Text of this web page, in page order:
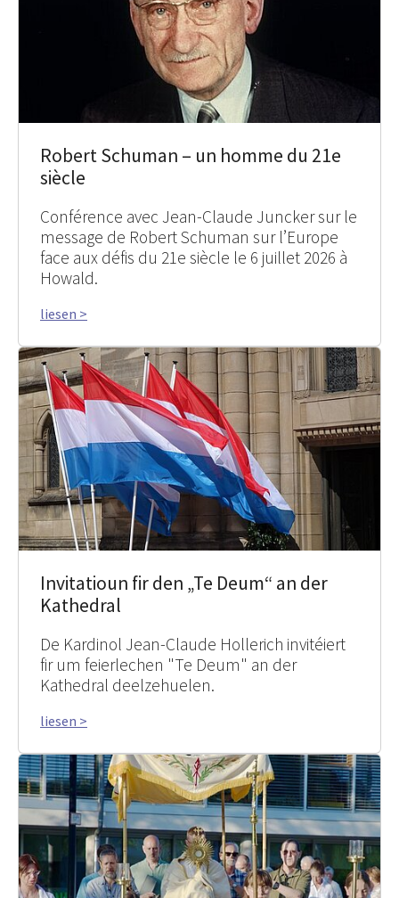
Robert Schuman – un homme du 21e
siècle
Conférence avec Jean-Claude Juncker sur le
message de Robert Schuman sur l’Europe
face aux défis du 21e siècle le 6 juillet 2026 à
Howald.
liesen >
Invitatioun fir den „Te Deum“ an der
Kathedral
De Kardinol Jean-Claude Hollerich invitéiert
fir um feierlechen "Te Deum" an der
Kathedral deelzehuelen.
liesen >